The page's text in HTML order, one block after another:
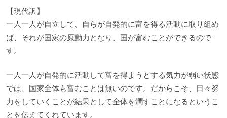
【現代訳】
一人一人が自立して、自らが自発的に富を得る活動に取り組め
ば、それが国家の原動力となり、国が富むことができるので
す。
一人一人が自発的に活動して富を得ようとする気力が弱い状態
では、国家全体も富むことは無いのです。だからこそ、日々努
力をしていくことが結果として全体を潤すことになるというこ
とを伝えてくれています。